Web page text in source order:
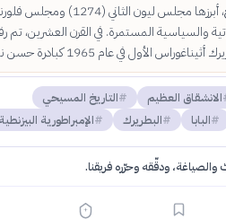
نعم، كانت هناك عدة محاولات للمصالحة عبر التاريخ، أبرزها مجلس ليون الثاني
والسياسية المستمرة. في القرن العشرين، تم
الأول في عام 1965 كبادرة حسن نية.
الانشقاق العظيم
التاريخ المسيحي
البابا البطريرك الإمبراطورية
ودقّقه وحرّره فريقنا.